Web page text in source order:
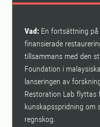
Vad: En fortsättning på
finansierade
tillsammans med den
Foundation i
lanseringen av
Restoration Lab flyttas
kunskapsspridning om
regnskog.